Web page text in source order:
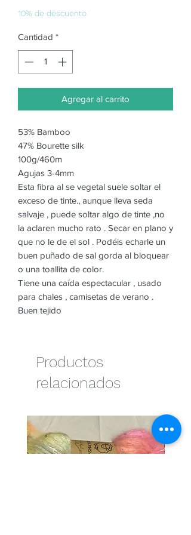
10% de descuento
Cantidad *
Agregar al carrito
53% Bamboo
47% Bourette silk
100g/460m
Agujas 3-4mm
Esta fibra al se vegetal suele soltar el
exceso de tinte., aunque lleva seda
salvaje , puede soltar algo de tinte ,no
la aclaren mucho rato . Secar en plano y
que no le de el sol . Podéis echarle un
buen puñado de sal gorda al bloquear
o una toallita de color.
Tiene una caída espectacular , usado
para chales , camisetas de verano .
Buen tejido
Productos
relacionados